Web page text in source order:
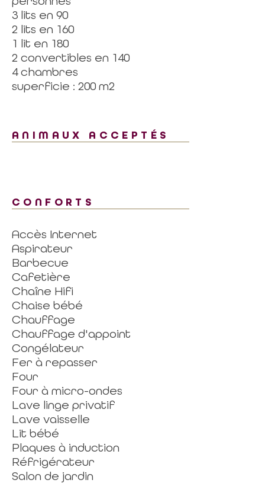
3 lits en 90
2 lits en 160
1 lit en 180
2 convertibles en 140
4 chambres
superficie : 200 m2
ANIMAUX ACCEPTÉS
CONFORTS
Accès Internet
Aspirateur
Barbecue
Cafetière
Chaîne Hifi
Chaise bébé
Chauffage
Chauffage d'appoint
Congélateur
Fer à repasser
Four
Four à micro-ondes
Lave linge privatif
Lave vaisselle
Lit bébé
Plaques à induction
Réfrigérateur
Salon de jardin